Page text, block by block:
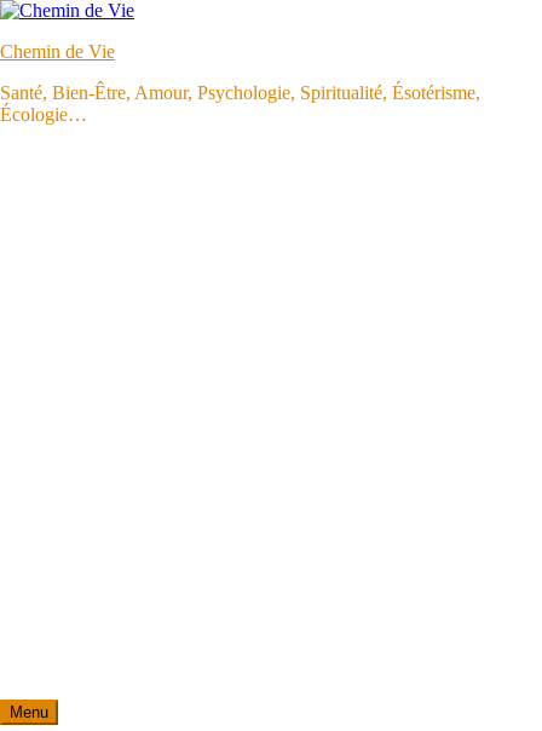
Aller
contenu
Chemin de Vie
Santé, Bien-Être, Amour, Psychologie, Spiritualité, Ésotérisme,
Écologie…
Menu